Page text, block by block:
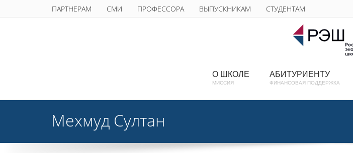
ПАРТНЕРАМ СМИ ПРОФЕССОРА ВЫПУСКНИКАМ СТУДЕНТАМ
О ШКОЛЕ
МИССИЯ
АБИТУРИЕНТУ
ФИНАНСОВАЯ ПОДДЕРЖКА
Мехмуд Султан